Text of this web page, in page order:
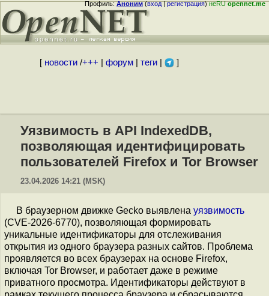
Профиль:Аноним(вход|регистрация)неRUopennet.me
[ новости/+++ форум| теги| ]
Уязвимость в API IndexedDB,
позволяющая идентифицировать
пользователей Firefox и Tor Browser
23.04.2026 14:21 (MSK)
В браузерном движке Gecko выявлена уязвимость
(CVE-2026-6770), позволяющая формировать
уникальные идентификаторы для отслеживания
открытия из одного браузера разных сайтов. Проблема
проявляется во всех браузерах на основе Firefox,
включая Tor Browser, и работает даже в режиме
приватного просмотра. Идентификаторы действуют в